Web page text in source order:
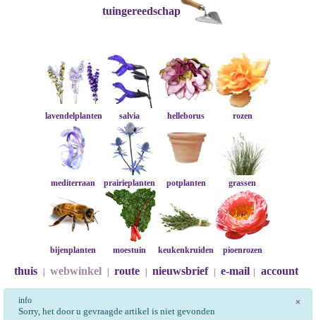
tuingereedschap
lavendelplanten salvia helleborus rozen
mediterraan prairieplanten potplanten grassen
bijenplanten moestuin keukenkruiden pioenrozen
thuis webwinkel route nieuwsbrief e-mail account
×
info
Sorry, het door u gevraagde artikel is niet gevonden